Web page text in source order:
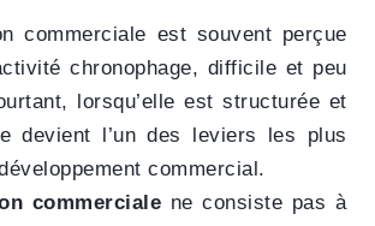
commerciale est souvent perçue
chronophage, difficile et peu
lorsqu’elle est structurée et
devient l’un des leviers les plus
commercial.
commerciale ne consiste pas à